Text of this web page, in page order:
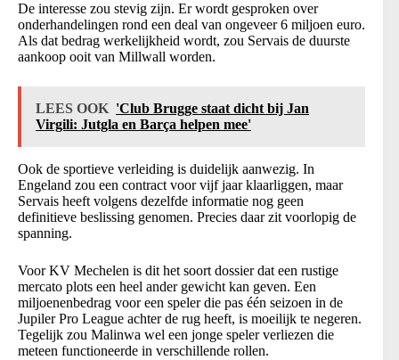
De interesse zou stevig zijn. Er wordt gesproken over
onderhandelingen rond een deal van ongeveer 6 miljoen euro.
Als dat bedrag werkelijkheid wordt, zou Servais de duurste
aankoop ooit van Millwall worden.
LEES OOK 'Club Brugge staat dicht bij Jan
Virgili: Jutgla en Barça helpen mee'
Ook de sportieve verleiding is duidelijk aanwezig. In
Engeland zou een contract voor vijf jaar klaarliggen, maar
Servais heeft volgens dezelfde informatie nog geen
definitieve beslissing genomen. Precies daar zit voorlopig de
spanning.
Voor KV Mechelen is dit het soort dossier dat een rustige
mercato plots een heel ander gewicht kan geven. Een
miljoenenbedrag voor een speler die pas één seizoen in de
Jupiler Pro League achter de rug heeft, is moeilijk te negeren.
Tegelijk zou Malinwa wel een jonge speler verliezen die
meteen functioneerde in verschillende rollen.